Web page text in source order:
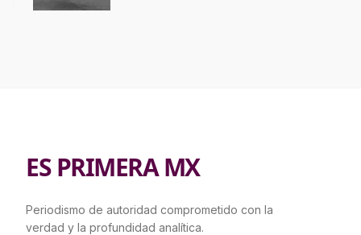
ES PRIMERA MX
Periodismo de autoridad comprometido con la
verdad y la profundidad analítica.